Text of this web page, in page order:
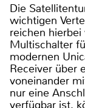
Die
wichtigen
reichen hierbei
Multischalter
modernen
Receiver über
voneinander
nur eine
verfügbar ist,